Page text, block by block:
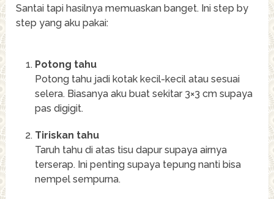
Santai tapi hasilnya memuaskan banget. Ini step by
step yang aku pakai:
Potong tahu
Potong tahu jadi kotak kecil-kecil atau sesuai
selera. Biasanya aku buat sekitar 3×3 cm supaya
pas digigit.
Tiriskan tahu
Taruh tahu di atas tisu dapur supaya airnya
terserap. Ini penting supaya tepung nanti bisa
nempel sempurna.